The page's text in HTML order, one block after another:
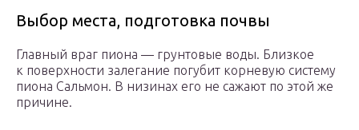
Выбор места, подготовка почвы
Главный враг пиона — грунтовые воды. Близкое
к поверхности залегание погубит корневую систему
пиона Сальмон. В низинах его не сажают по этой же
причине.